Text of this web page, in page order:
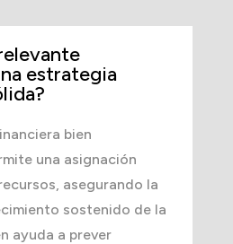
estrategia
bien
una asignación
asegurando la
sostenido de la
ayuda a prever